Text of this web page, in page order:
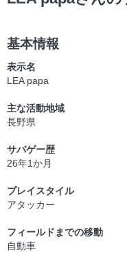
基本情報
表示名
LEA papa
主な活動地域
長野県
サバゲー歴
26年1か月
プレイスタイル
アタッカー
フィールドまでの移動
自動車